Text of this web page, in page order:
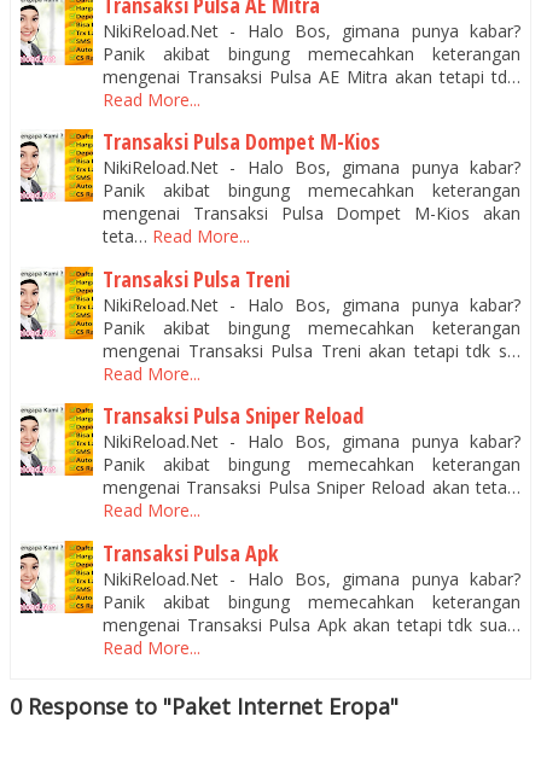
NikiReload.Net - Halo Bos, gimana punya kabar?
Panik akibat bingung memecahkan keterangan
mengenai Transaksi Pulsa AE Mitra akan tetapi td…
Read More...
Transaksi Pulsa Dompet M-Kios
NikiReload.Net - Halo Bos, gimana punya kabar?
Panik akibat bingung memecahkan keterangan
mengenai Transaksi Pulsa Dompet M-Kios akan
teta… Read More...
Transaksi Pulsa Treni
NikiReload.Net - Halo Bos, gimana punya kabar?
Panik akibat bingung memecahkan keterangan
mengenai Transaksi Pulsa Treni akan tetapi tdk s…
Read More...
Transaksi Pulsa Sniper Reload
NikiReload.Net - Halo Bos, gimana punya kabar?
Panik akibat bingung memecahkan keterangan
mengenai Transaksi Pulsa Sniper Reload akan teta…
Read More...
Transaksi Pulsa Apk
NikiReload.Net - Halo Bos, gimana punya kabar?
Panik akibat bingung memecahkan keterangan
mengenai Transaksi Pulsa Apk akan tetapi tdk sua…
Read More...
0 Response to "Paket Internet Eropa"